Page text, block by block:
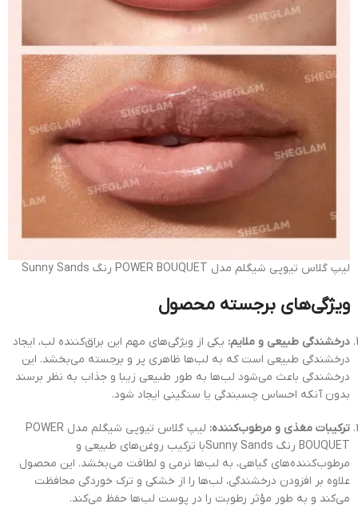
لیپ گلاس تیوپی شیگلم مدل POWER BOUQUET رنگ Sunny Sands
ویژگی‌های برجسته محصول
درخشندگی طبیعی و ملایم: یکی از ویژگی‌های مهم این براق‌کننده لب، ایجاد
درخشندگی طبیعی است که به لب‌ها ظاهری پر و برجسته می‌بخشد. این
درخشندگی باعث می‌شود لب‌ها به طور طبیعی زیبا و جذاب به نظر برسند
بدون آنکه احساس چسبندگی یا سنگینی ایجاد شود.
ترکیبات مغذی و مرطوب‌کننده:
لیپ گلاس تیوپی شیگلم مدل POWER
BOUQUET رنگ Sunny Sandsبا ترکیب روغن‌های طبیعی و
مرطوب‌کننده‌های گیاهی، به لب‌ها نرمی و لطافت می‌بخشد. این محصول
علاوه بر افزودن درخشندگی، لب‌ها را از خشکی و ترک خوردگی محافظت
می‌کند و به طور مؤثر رطوبت را در پوست لب‌ها حفظ می‌کند.